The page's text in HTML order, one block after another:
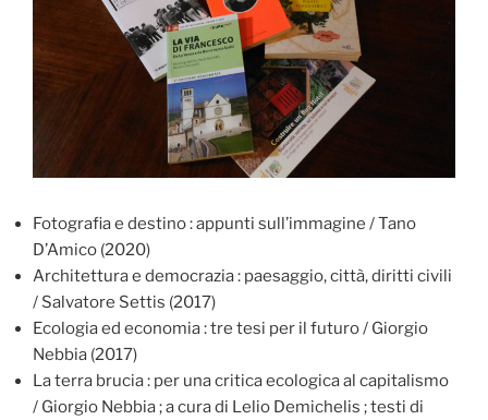
Fotografia e destino : appunti sull’immagine / Tano
D’Amico (2020)
Architettura e democrazia : paesaggio, città, diritti civili
/ Salvatore Settis (2017)
Ecologia ed economia : tre tesi per il futuro / Giorgio
Nebbia (2017)
La terra brucia : per una critica ecologica al capitalismo
/ Giorgio Nebbia ; a cura di Lelio Demichelis ; testi di